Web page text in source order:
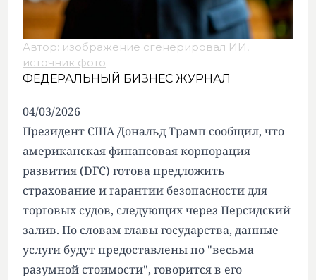
Автор: изображение сгенерировал ИИ,
источник фото.
ФЕДЕРАЛЬНЫЙ БИЗНЕС ЖУРНАЛ
04/03/2026
Президент США Дональд Трамп сообщил, что
американская финансовая корпорация
развития (DFC) готова предложить
страхование и гарантии безопасности для
торговых судов, следующих через Персидский
залив. По словам главы государства, данные
услуги будут предоставлены по "весьма
разумной стоимости", говорится в его